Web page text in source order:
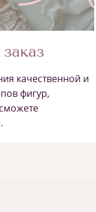
качественной и
фигур,